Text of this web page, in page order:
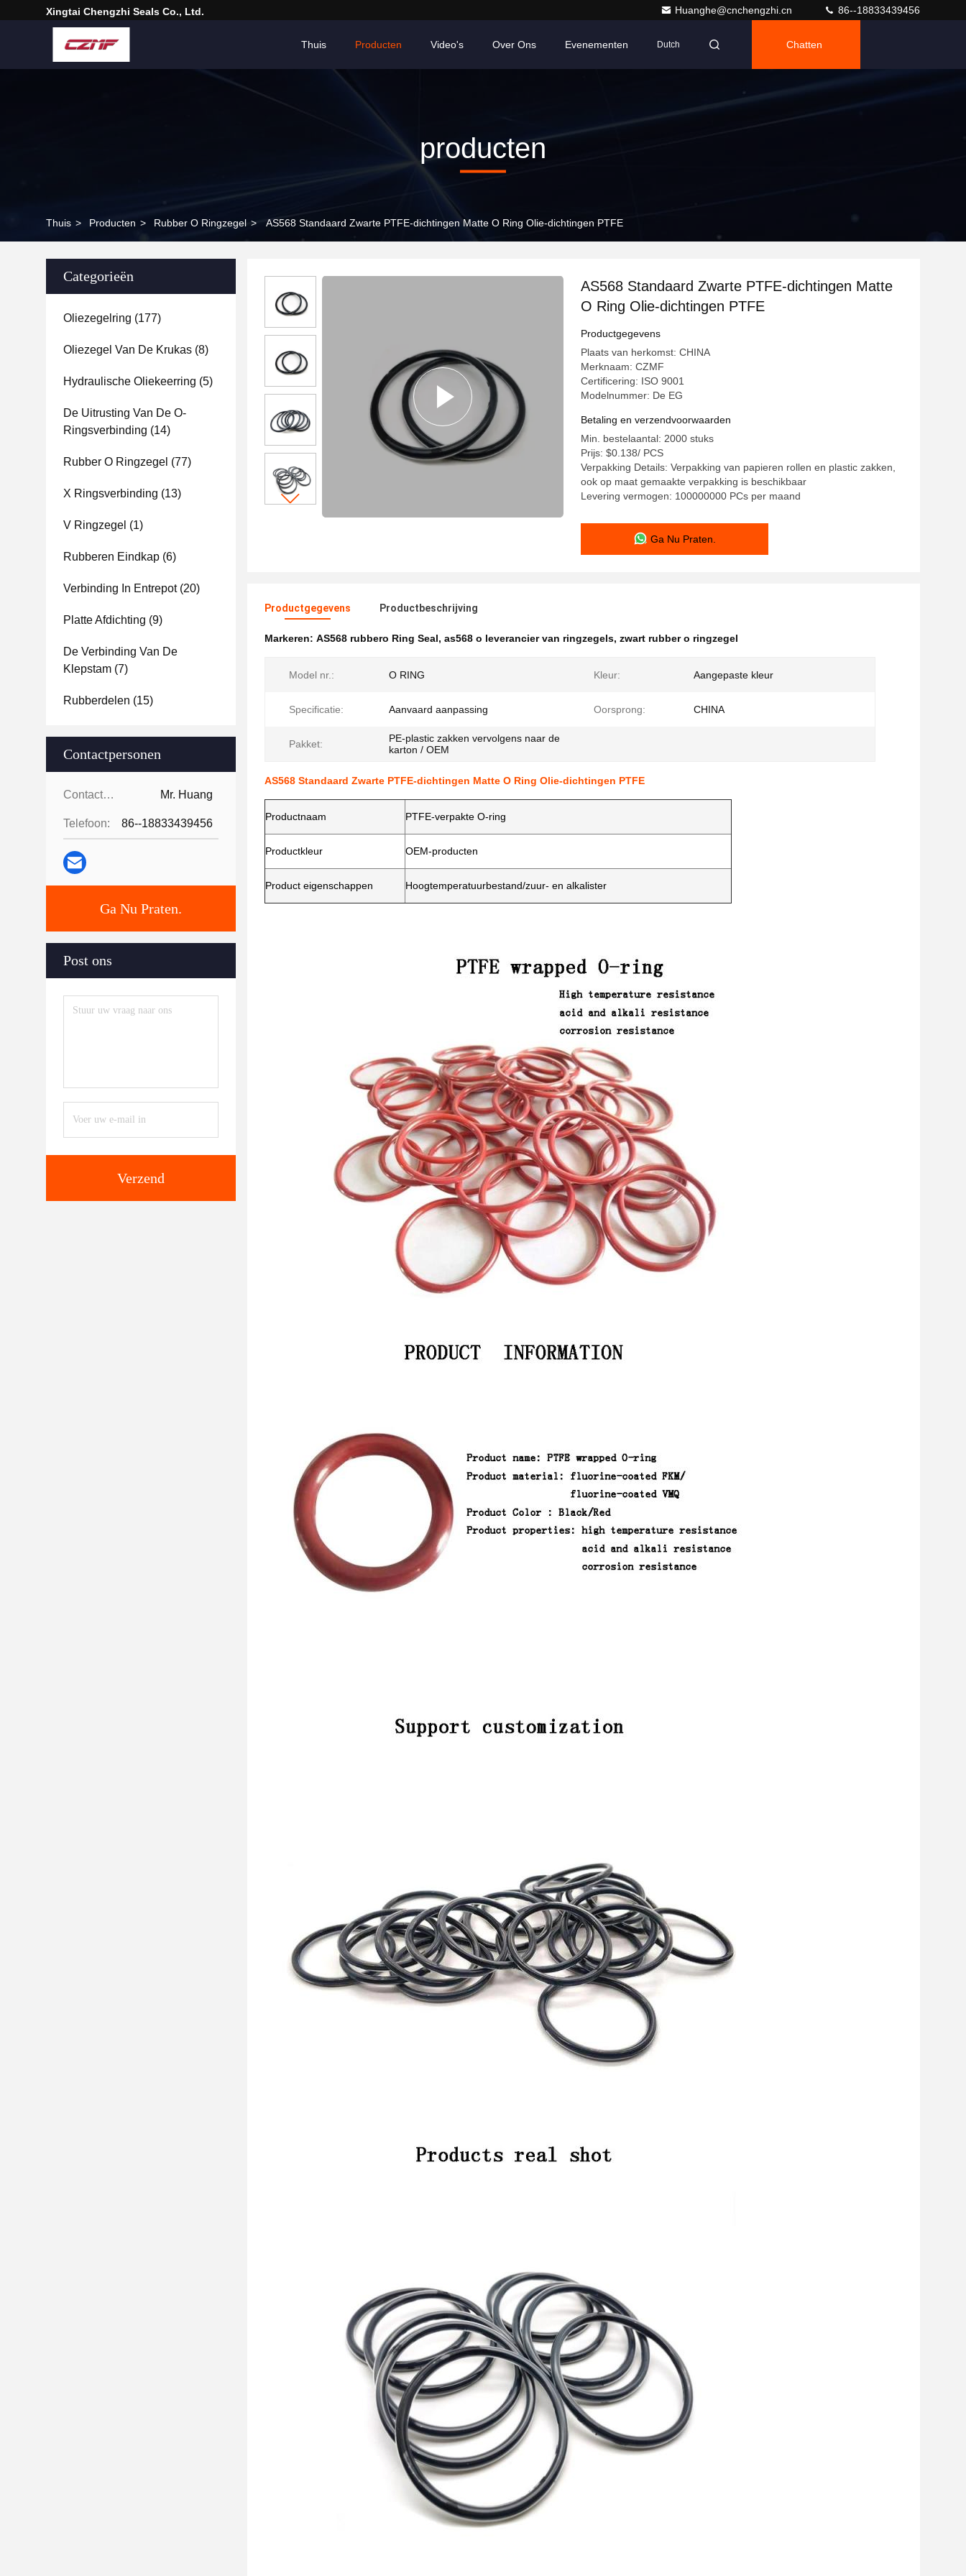
Xingtai Chengzhi Seals Co., Ltd. Huanghe@cnchengzhi.cn 86--18833439456
Thuis Producten Video's Over Ons Evenementen Dutch Chatten
producten
Thuis > Producten > Rubber O Ringzegel > AS568 Standaard Zwarte PTFE-dichtingen Matte O Ring Olie-dichtingen PTFE
Categorieën
Oliezegelring (177)
Oliezegel Van De Krukas (8)
Hydraulische Oliekeerring (5)
De Uitrusting Van De O-
Ringsverbinding (14)
Rubber O Ringzegel (77)
X Ringsverbinding (13)
V Ringzegel (1)
Rubberen Eindkap (6)
Verbinding In Entrepot(20)
Platte Afdichting (9)
De Verbinding Van De
Klepstam (7)
Rubberdelen (15)
Contactpersonen
Contactpersonen: Mr. Huang
Telefoon: 86--18833439456
Ga Nu Praten.
Post ons
Verzend
AS568 Standaard Zwarte PTFE-dichtingen Matte
O Ring Olie-dichtingen PTFE
Productgegevens
Plaats van herkomst: CHINA
Merknaam: CZMF
Certificering: ISO 9001
Modelnummer: De EG
Betaling en verzendvoorwaarden
Min. bestelaantal: 2000 stuks
Prijs: $0.138/ PCS
Verpakking Details: Verpakking van papieren rollen en plastic zakken,
ook op maat gemaakte verpakking is beschikbaar
Levering vermogen: 100000000 PCs per maand
Ga Nu Praten.
Productgegevens Productbeschrijving
Markeren: AS568 rubbero Ring Seal, as568 o leverancier van ringzegels, zwart rubber o ringzegel
Model nr.: O RING Kleur: Aangepaste kleur
Specificatie: Aanvaard aanpassing Oorsprong: CHINA
Pakket:
PE-plastic zakken vervolgens naar de
karton / OEM
AS568 Standaard Zwarte PTFE-dichtingen Matte O Ring Olie-dichtingen PTFE
Productnaam PTFE-verpakte O-ring
Productkleur OEM-producten
Product eigenschappen Hoogtemperatuurbestand/zuur- en alkalister